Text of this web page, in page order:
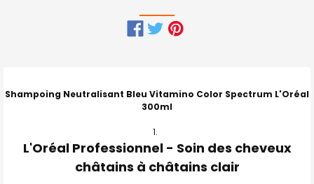
ENSEMBLE
SELECTIONNER
Shampoing Neutralisant Bleu Vitamino Color Spectrum L'Oréal
300ml
L'Oréal Professionnel - Soin des cheveux
châtains à châtains clair